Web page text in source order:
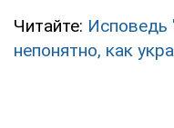
Читайте: Исповедь
непонятно, как